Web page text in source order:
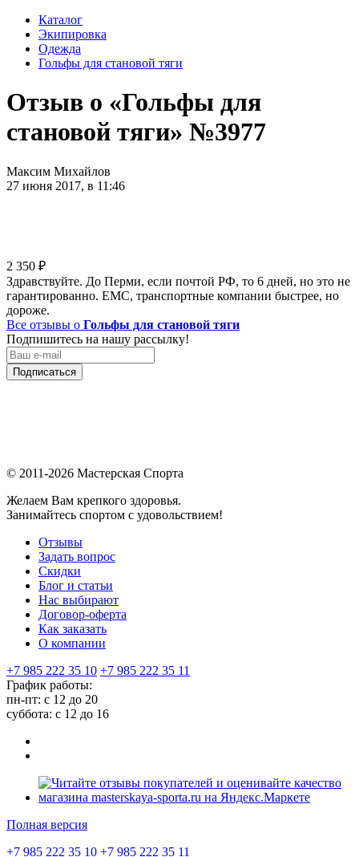
Каталог
Экипировка
Одежда
Гольфы для становой тяги
Отзыв о «Гольфы для
становой тяги» №3977
Максим Михайлов
27 июня 2017, в 11:46
2 350 ₽
Здравствуйте. До Перми, если почтой РФ, то 6 дней, но это не
гарантированно. ЕМС, транспортные компании быстрее, но
дороже.
Все отзывы о Гольфы для становой тяги
Подпишитесь на нашу рассылку!
Подписаться
© 2011-2026 Мастерская Спорта
Желаем Вам крепкого здоровья.
Занимайтесь спортом с удовольствием!
Отзывы
Задать вопрос
Скидки
Блог и статьи
Нас выбирают
Договор-оферта
Как заказать
О компании
+7 985 222 35 10 +7 985 222 35 11
График работы:
пн-пт: с 12 до 20
суббота: c 12 до 16
Полная версия
+7 985 222 35 10 +7 985 222 35 11